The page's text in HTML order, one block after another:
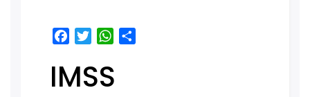
Facebook
TwitterWhatsApp
IMSS